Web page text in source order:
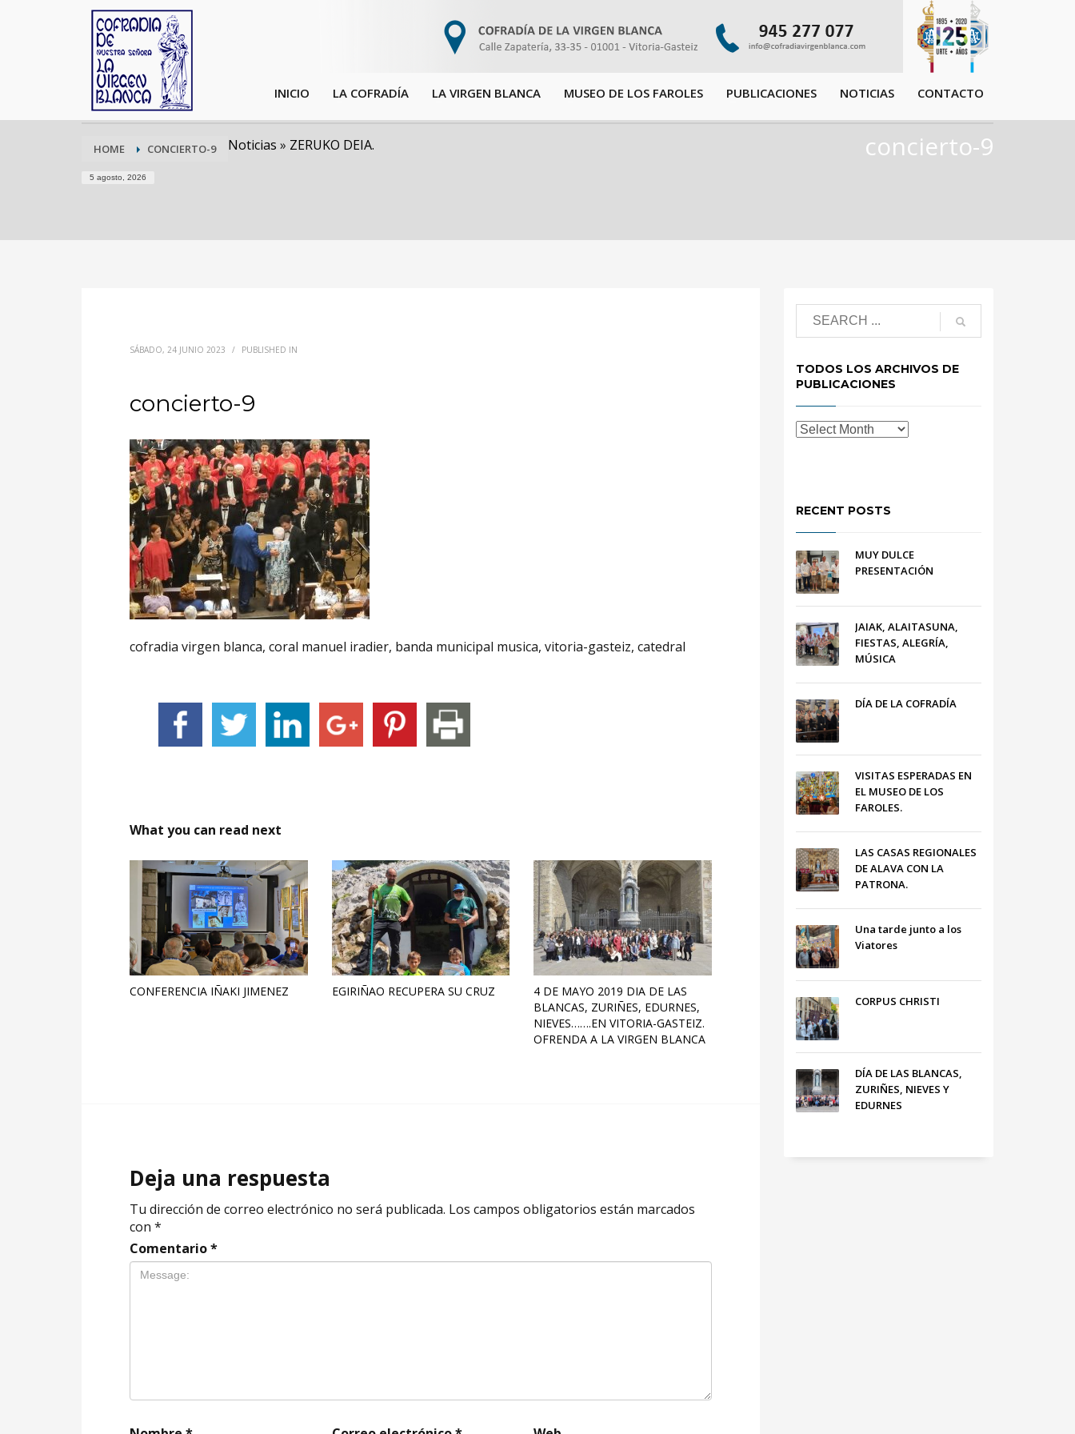
INICIO LA COFRADÍA LA VIRGEN BLANCA MUSEO DE LOS FAROLES PUBLICACIONES NOTICIAS CONTACTO
HOME Noticias » ZERUKO DEIA.
CONCIERTO-9
5 agosto, 2026
concierto-9
SÁBADO, 24 JUNIO 2023 / PUBLISHED IN
concierto-9
cofradia virgen blanca, coral manuel iradier, banda municipal musica, vitoria-gasteiz, catedral
What you can read next
CONFERENCIA IÑAKI JIMENEZ EGIRIÑAO RECUPERA SU CRUZ
4 DE MAYO 2019 DIA DE LAS
BLANCAS, ZURIÑES, EDURNES,
NIEVES…….EN VITORIA-GASTEIZ.
OFRENDA A LA VIRGEN BLANCA
Deja una respuesta
Tu dirección de correo electrónico no será publicada. Los campos obligatorios están marcados
con *
Comentario*
TODOS LOS ARCHIVOS DE
PUBLICACIONES
RECENT POSTS
MUY DULCE
PRESENTACIÓN
JAIAK, ALAITASUNA,
FIESTAS, ALEGRÍA,
MÚSICA
DÍA DE LA COFRADÍA
VISITAS ESPERADAS EN
EL MUSEO DE LOS
FAROLES.
LAS CASAS REGIONALES
DE ALAVA CON LA
PATRONA.
Una tarde junto a los
Viatores
CORPUS CHRISTI
DÍA DE LAS BLANCAS,
ZURIÑES, NIEVES Y
EDURNES